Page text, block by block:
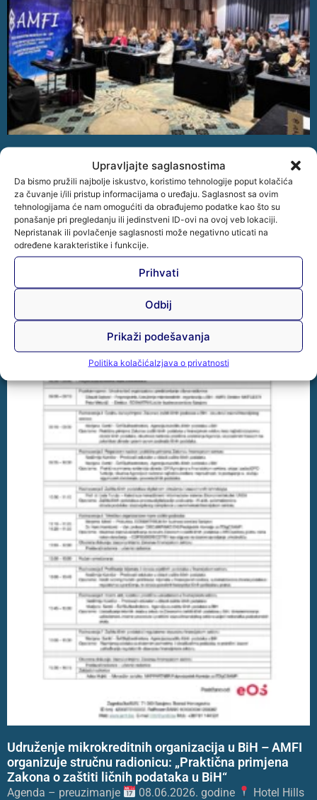
Upravljajte saglasnostima
Da bismo pružili najbolje iskustvo, koristimo tehnologije poput kolačića
za čuvanje i/ili pristup informacijama o uređaju. Saglasnost sa ovim
tehnologijama će nam omogućiti da obrađujemo podatke kao što su
ponašanje pri pregledanju ili jedinstveni ID-ovi na ovoj veb lokaciji.
Nepristanak ili povlačenje saglasnosti može negativno uticati na
određene karakteristike i funkcije.
Prihvati
Odbij
Prikaži podešavanja
Politika kolačićaIzjava o privatnosti
Zakona o zaštiti ličnih podataka u BiH“
U organizaciji Udruženja mikrokreditnih organizacija u Bosni
i Hercegovini – AMFI održana je stručna radionica
„Praktična primjena Zakona o zaštiti ličnih podataka u BiH“,
koja
Opširnije »
Udruženje mikrokreditnih organizacija u BiH – AMFI
organizuje stručnu radionicu: „Praktična primjena
Zakona o zaštiti ličnih podataka u BiH“
Agenda – preuzimanje 08.06.2026. godine
Hotel Hills